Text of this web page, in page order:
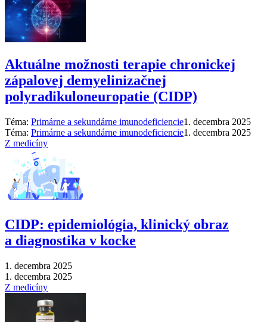
Aktuálne možnosti terapie chronickej
zápalovej demyelinizačnej
polyradikuloneuropatie (CIDP)
Téma: Primárne a sekundárne imunodeficiencie1. decembra 2025
Téma: Primárne a sekundárne imunodeficiencie1. decembra 2025
Z medicíny
CIDP: epidemiológia, klinický obraz
a diagnostika v kocke
1. decembra 2025
1. decembra 2025
Z medicíny